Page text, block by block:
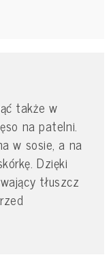
także w
na patelni.
w sosie, a na
Dzięki
tłuszcz